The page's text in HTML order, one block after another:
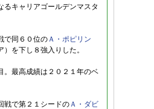
るキャリアゴールデンマスタ
で同６０位のＡ・ポピリン
を下し８強入りした。
。最高成績は２０２１年のベ
戦で第２１シードのＡ・ダビ